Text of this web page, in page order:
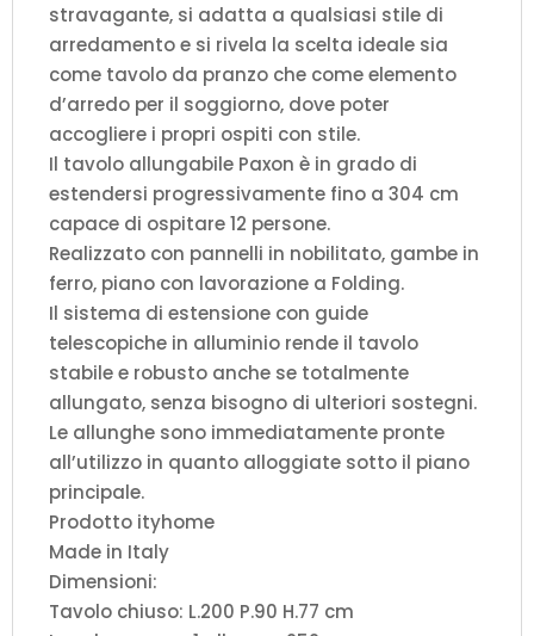
stravagante, si adatta a qualsiasi stile di
arredamento e si rivela la scelta ideale sia
come tavolo da pranzo che come elemento
d’arredo per il soggiorno, dove poter
accogliere i propri ospiti con stile.
Il tavolo allungabile Paxon è in grado di
estendersi progressivamente fino a 304 cm
capace di ospitare 12 persone.
Realizzato con pannelli in nobilitato, gambe in
ferro, piano con lavorazione a Folding.
Il sistema di estensione con guide
telescopiche in alluminio rende il tavolo
stabile e robusto anche se totalmente
allungato, senza bisogno di ulteriori sostegni.
Le allunghe sono immediatamente pronte
all’utilizzo in quanto alloggiate sotto il piano
principale.
Prodotto ityhome
Made in Italy
Dimensioni:
Tavolo chiuso: L.200 P.90 H.77 cm